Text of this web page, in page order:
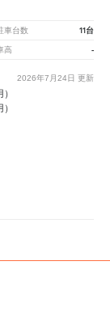
車台数 11台
高 -
2026年7月24日 更新